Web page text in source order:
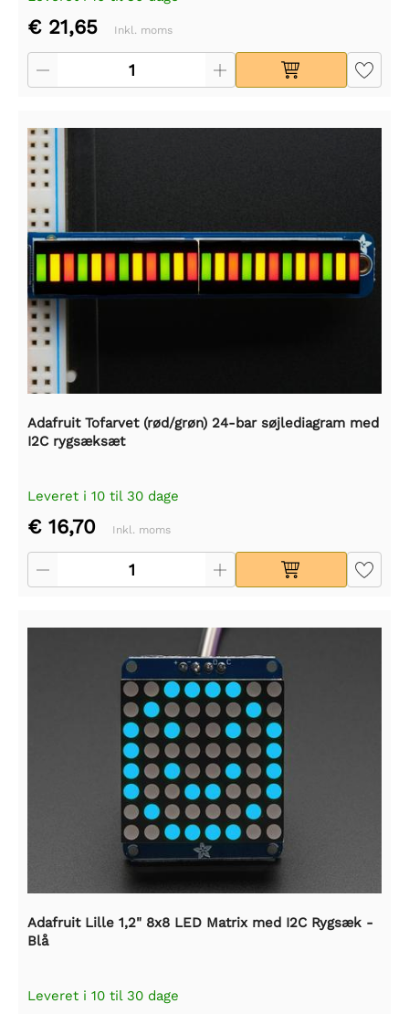
€ 21,65 Inkl. moms
Adafruit Tofarvet (rød/grøn) 24-bar søjlediagram med
I2C rygsæksæt
Leveret i 10 til 30 dage
€ 16,70 Inkl. moms
Adafruit Lille 1,2" 8x8 LED Matrix med I2C Rygsæk -
Blå
Leveret i 10 til 30 dage